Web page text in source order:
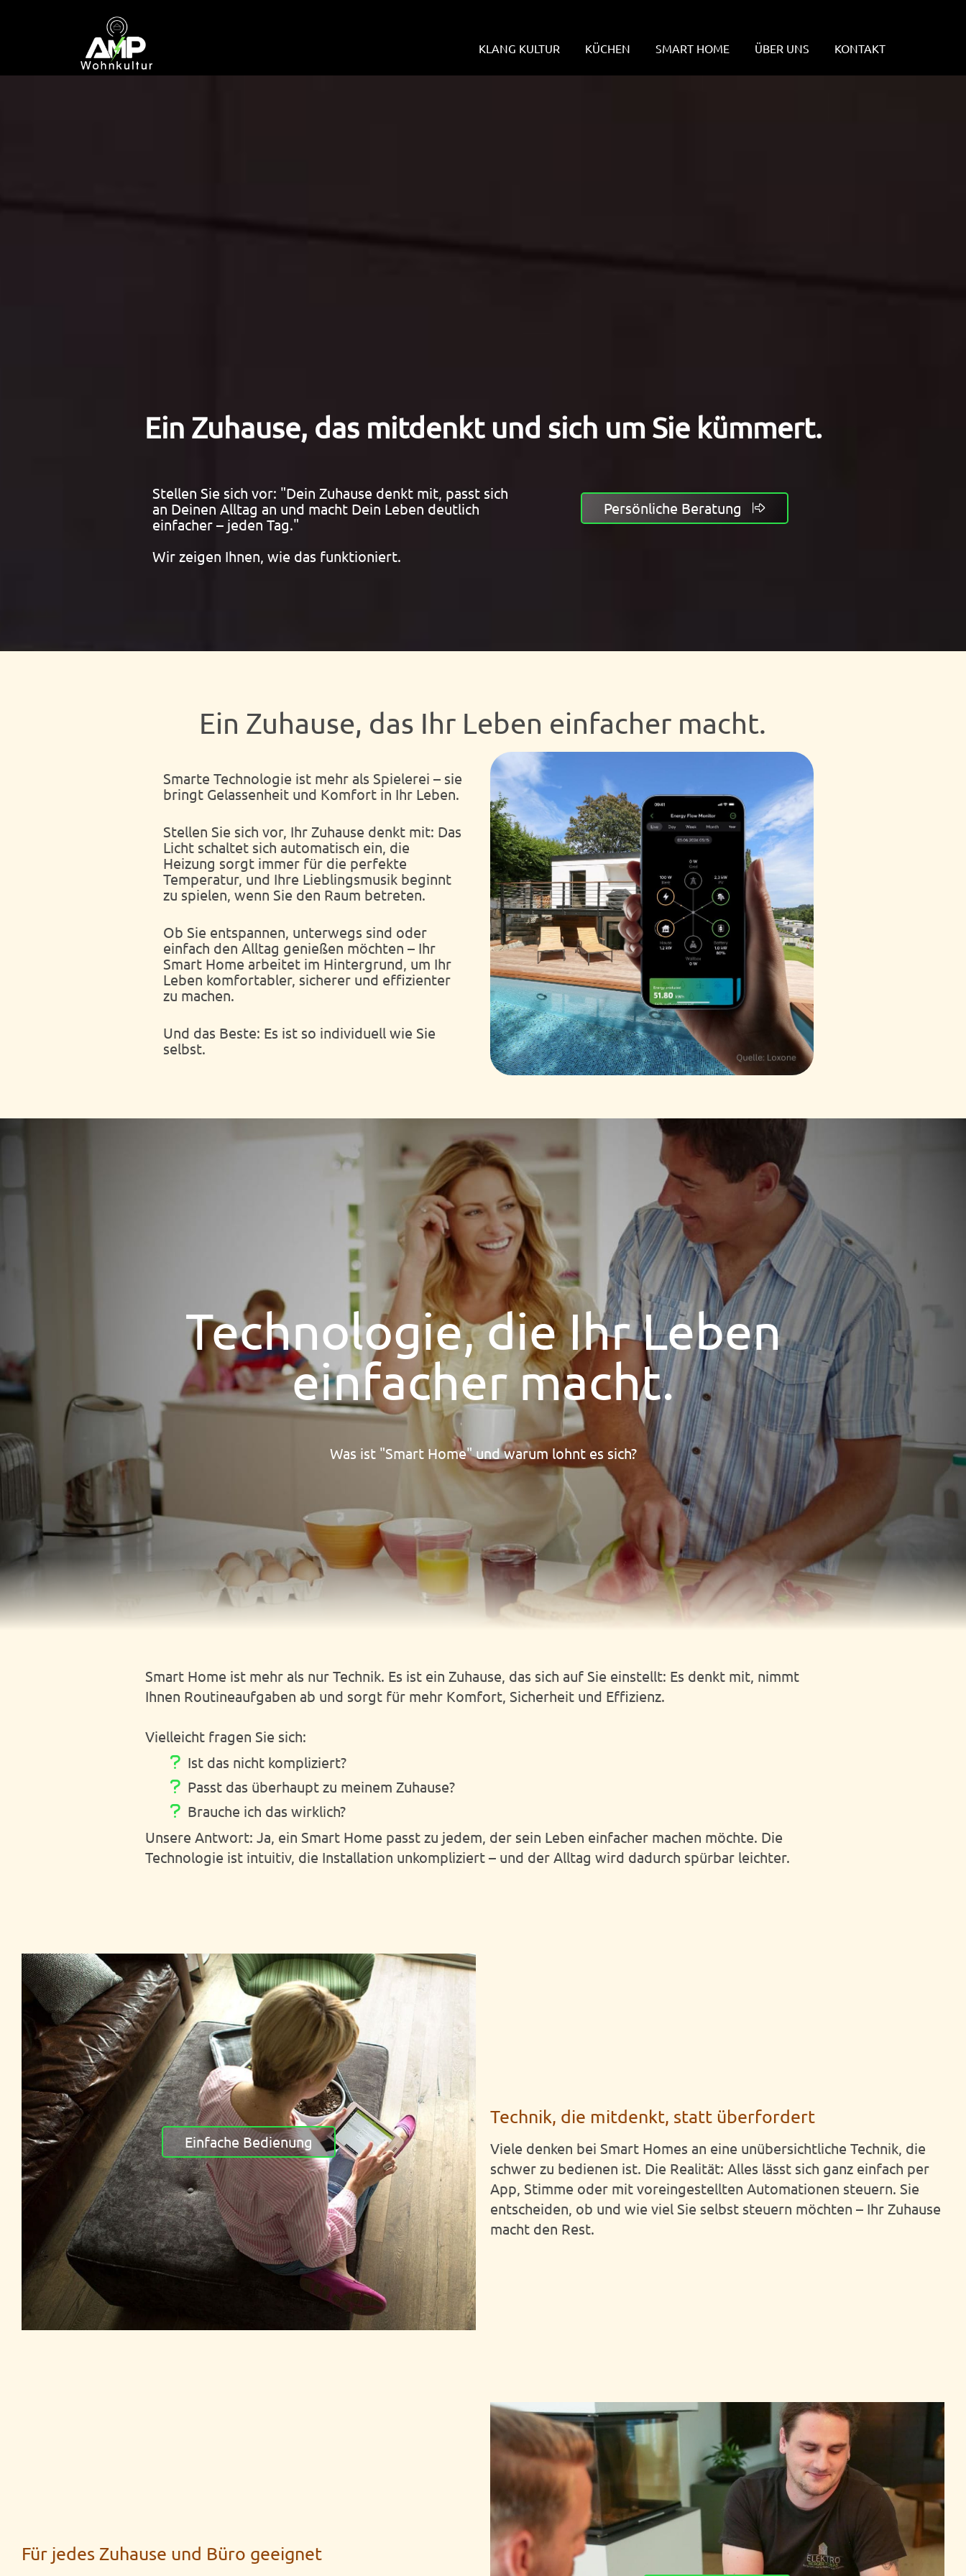
KLANG KULTUR KÜCHEN SMART HOME ÜBER UNS KONTAKT
Ein Zuhause, das mitdenkt und sich um Sie kümmert.
Stellen Sie sich vor: "Dein Zuhause denkt mit, passt sich
an Deinen Alltag an und macht Dein Leben deutlich
einfacher – jeden Tag."
Wir zeigen Ihnen, wie das funktioniert.
Persönliche Beratung
Ein Zuhause, das Ihr Leben einfacher macht.
Smarte Technologie ist mehr als Spielerei – sie
bringt Gelassenheit und Komfort in Ihr Leben.
Stellen Sie sich vor, Ihr Zuhause denkt mit: Das
Licht schaltet sich automatisch ein, die
Heizung sorgt immer für die perfekte
Temperatur, und Ihre Lieblingsmusik beginnt
zu spielen, wenn Sie den Raum betreten.
Ob Sie entspannen, unterwegs sind oder
einfach den Alltag genießen möchten – Ihr
Smart Home arbeitet im Hintergrund, um Ihr
Leben komfortabler, sicherer und effizienter
zu machen.
Und das Beste: Es ist so individuell wie Sie
selbst.
Technologie, die Ihr Leben
einfacher macht.
Was ist "Smart Home" und warum lohnt es sich?
Smart Home ist mehr als nur Technik. Es ist ein Zuhause, das sich auf Sie einstellt: Es denkt mit, nimmt
Ihnen Routineaufgaben ab und sorgt für mehr Komfort, Sicherheit und Effizienz.
Vielleicht fragen Sie sich:
Ist das nicht kompliziert?
Passt das überhaupt zu meinem Zuhause?
Brauche ich das wirklich?
Unsere Antwort: Ja, ein Smart Home passt zu jedem, der sein Leben einfacher machen möchte. Die
Technologie ist intuitiv, die Installation unkompliziert – und der Alltag wird dadurch spürbar leichter.
Einfache Bedienung
Technik, die mitdenkt, statt überfordert
Viele denken bei Smart Homes an eine unübersichtliche Technik, die
schwer zu bedienen ist. Die Realität: Alles lässt sich ganz einfach per
App, Stimme oder mit voreingestellten Automationen steuern. Sie
entscheiden, ob und wie viel Sie selbst steuern möchten – Ihr Zuhause
macht den Rest.
Für jedes Zuhause und Büro geeignet